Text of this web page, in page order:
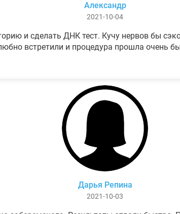
Александр
2021-10-04
и сделать ДНК тест. Кучу нервов бы
встретили и процедура прошла очень
Дарья Репина
2021-10-03